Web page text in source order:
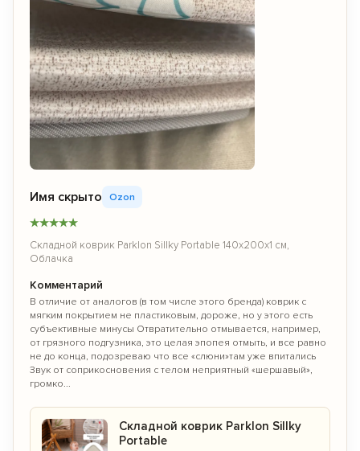
Имя скрыто Ozon
★★★★★
Складной коврик Parklon Sillky Portable 140x200x1 см,
Облачка
Комментарий
В отличие от аналогов (в том числе этого бренда) коврик с
мягким покрытием не пластиковым, дороже, но у этого есть
субъективные минусы Отвратительно отмывается, например,
от грязного подгузника, это целая эпопея отмыть, и все равно
не до конца, подозреваю что все «слюни»там уже впитались
Звук от соприкосновения с телом неприятный «шершавый»,
громко...
Складной коврик Parklon Sillky
Portable